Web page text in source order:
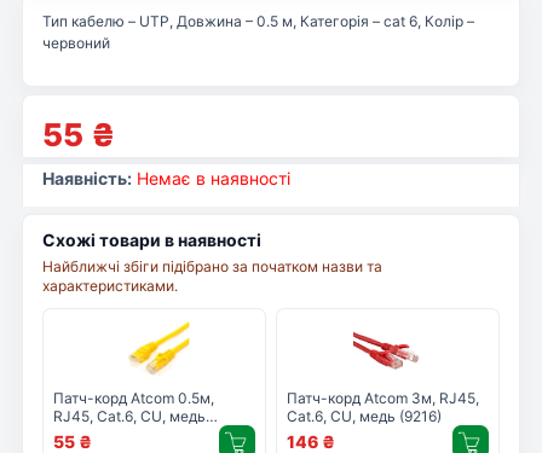
55 ₴
Тип кабелю – UTP, Довжина – 0.5 м, Категорія – cat 6, Колір –
червоний
Наявність: Немає в наявності
Схожі товари в наявності
Найближчі збіги підібрано за початком назви та
характеристиками.
Патч-корд Atcom 0.5м,
RJ45, Cat.6, CU, медь
(12156)
55 ₴
Патч-корд Atcom 3м, RJ45,
Cat.6, CU, медь (9216)
146 ₴